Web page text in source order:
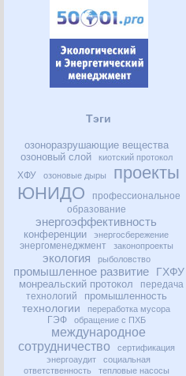
Тэги
озоноразрушающие вещества
озоновый слой
киотский протокол
ХФУ озоновые дыры
проекты
ЮНИДО
профессиональное
образование
энергоэффективность
конференции энергосбережение
энергоменеджмент законопроекты
экология рыболовство
промышленное развитие ГХФУ
монреальский протокол
передача
технологий
промышленность
технологии переработка мусора
ГЭФ обращение с ПХБ
международное
сотрудничество
сертификация
энергоаудит
социальная
ответственность
тепловые насосы